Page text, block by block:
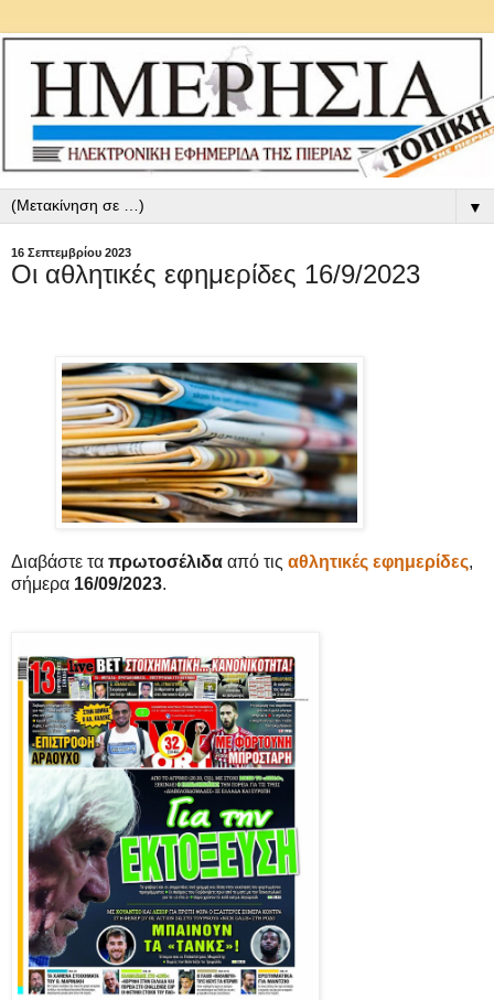
▼
16 Σεπτεμβρίου 2023
Οι αθλητικές εφημερίδες 16/9/2023
Διαβάστε τα πρωτοσέλιδα από τις αθλητικές εφημερίδες,
σήμερα 16/09/2023.